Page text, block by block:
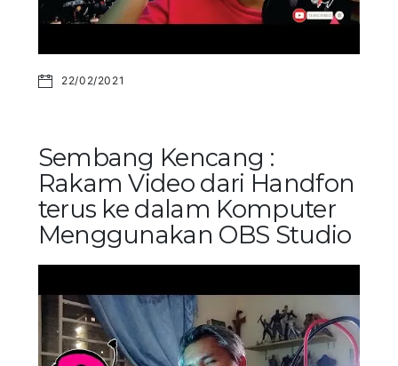
22/02/2021
Sembang Kencang :
Rakam Video dari Handfon
terus ke dalam Komputer
Menggunakan OBS Studio